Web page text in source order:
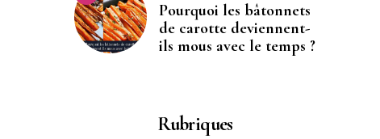
Pourquoi les bâtonnets
de carotte deviennent-
ils mous avec le temps ?
Rubriques